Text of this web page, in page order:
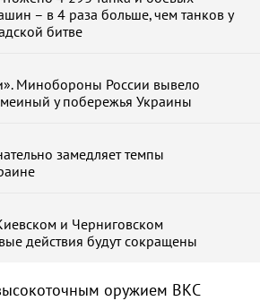
– в 4 раза больше, чем танков у
битве
Минобороны России вывело
у побережья Украины
замедляет темпы
и Черниговском
действия будут сокращены
оружием ВКС